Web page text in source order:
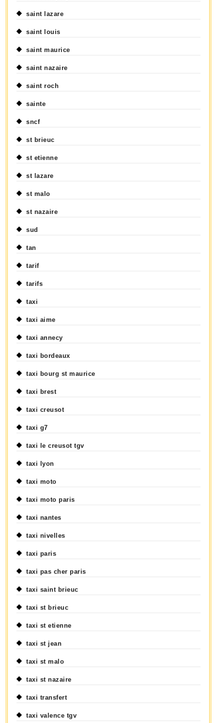
saint lazare
saint louis
saint maurice
saint nazaire
saint roch
sainte
sncf
st brieuc
st etienne
st lazare
st malo
st nazaire
sud
tan
tarif
tarifs
taxi
taxi aime
taxi annecy
taxi bordeaux
taxi bourg st maurice
taxi brest
taxi creusot
taxi g7
taxi le creusot tgv
taxi lyon
taxi moto
taxi moto paris
taxi nantes
taxi nivelles
taxi paris
taxi pas cher paris
taxi saint brieuc
taxi st brieuc
taxi st etienne
taxi st jean
taxi st malo
taxi st nazaire
taxi transfert
taxi valence tgv